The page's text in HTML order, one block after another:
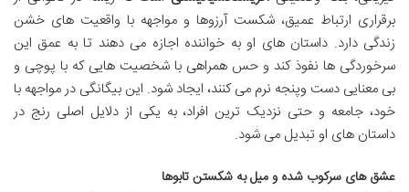
برقراری ارتباط عمیق، شکست آرزوها و مواجهه با واقعیت های خشن
زندگی دارد. داستان های او به خواننده اجازه می دهند تا به عمق این
سرخوردگی ها نفوذ کند و حس همراهی با شخصیت هایی که با پوچی و
بی معنایی دست وپنجه نرم می کنند، ایجاد شود. این بیگانگی در مواجهه با
خود، جامعه و حتی نزدیک ترین افراد، به یکی از دلایل اصلی رنج در
داستان های او تبدیل می شود.
عشق های سرکوب شده و میل به شکستن تابوها